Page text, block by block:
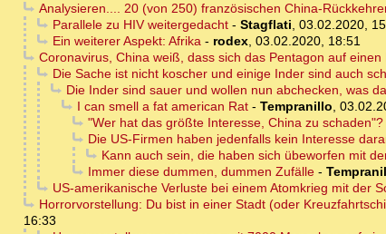
Analysieren.... 20 (von 250) französischen China-
Parallele zu HIV weitergedacht- Stagflati, 03.02.2020,
Ein weiterer Aspekt: Afrika- rodex, 03.02.2020, 18:51
Coronavirus, China weiß, dass sich das Pentagon auf einen
Die Sache ist nicht koscher und einige Inder sind auch
Die Inder sind sauer und wollen nun abchecken, was
I can smell a fat american Rat- Tempranillo,
"Wer hat das größte Interesse, China zu
Die US-Firmen haben jedenfalls kein Interesse
Kann auch sein, die haben sich übeworfen mit
Immer diese dummen, dummen Zufälle-
US-amerikanische Verluste bei einem Atomkrieg mit der
Horrorvorstellung: Du bist in einer Stadt (oder
16:33